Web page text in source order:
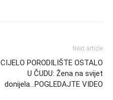
Next article
CIJELO PORODILIŠTE OSTALO
U ČUDU: Žena na svijet
donijela…POGLEDAJTE VIDEO